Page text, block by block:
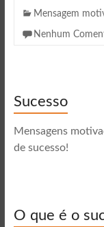
Mensagem
Nenhum
Sucesso
Mensagens
de sucesso!
O que é o